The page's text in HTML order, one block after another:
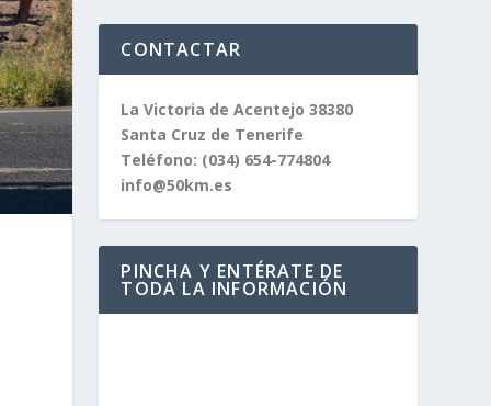
CONTACTAR
La Victoria de Acentejo 38380
Santa Cruz de Tenerife
Teléfono: (034) 654-774804
info@50km.es
PINCHA Y ENTÉRATE DE
TODA LA INFORMACIÓN